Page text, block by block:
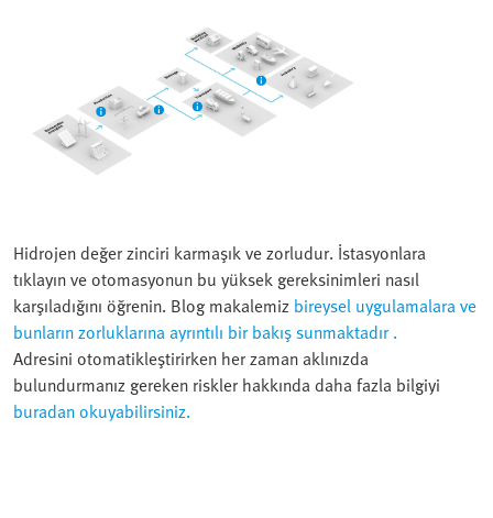
Hidrojen değer zinciri karmaşık ve zorludur. İstasyonlara
tıklayın ve otomasyonun bu yüksek gereksinimleri nasıl
karşıladığını öğrenin. Blog makalemiz bireysel uygulamalara ve
bunların zorluklarına ayrıntılı bir bakış sunmaktadır .
Adresini otomatikleştirirken her zaman aklınızda
bulundurmanız gereken riskler hakkında daha fazla bilgiyi
buradan okuyabilirsiniz.